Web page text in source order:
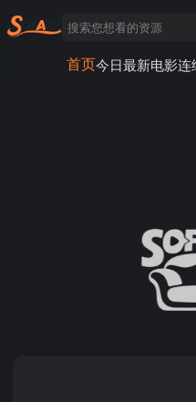
首页今日最新电影连